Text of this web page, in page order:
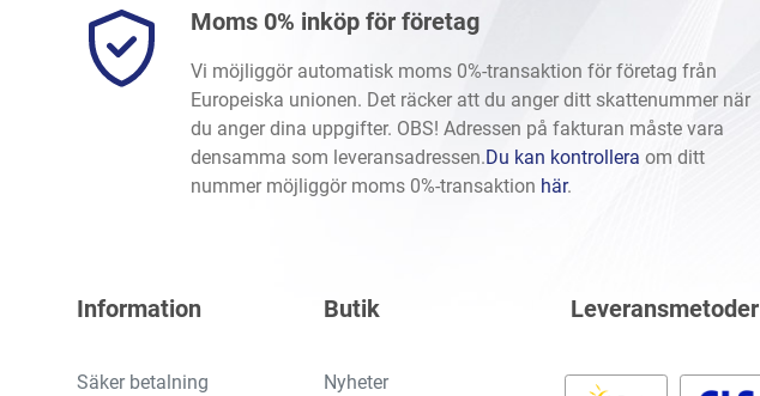
Moms 0% inköp för företag
Vi möjliggör automatisk moms 0%-transaktion för företag från
Europeiska unionen. Det räcker att du anger ditt skattenummer när
du anger dina uppgifter. OBS! Adressen på fakturan måste vara
densamma som leveransadressen.Du kan kontrollera om ditt
nummer möjliggör moms 0%-transaktion här.
Information
Säker betalning
Butik
Nyheter
Leveransmetoder